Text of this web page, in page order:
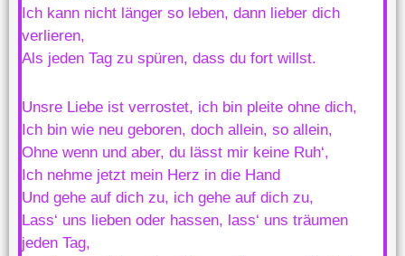
Ich kann nicht länger so leben, dann lieber dich
verlieren,
Als jeden Tag zu spüren, dass du fort willst.
Unsre Liebe ist verrostet, ich bin pleite ohne dich,
Ich bin wie neu geboren, doch allein, so allein,
Ohne wenn und aber, du lässt mir keine Ruh‘,
Ich nehme jetzt mein Herz in die Hand
Und gehe auf dich zu, ich gehe auf dich zu,
Lass‘ uns lieben oder hassen, lass‘ uns träumen
jeden Tag,